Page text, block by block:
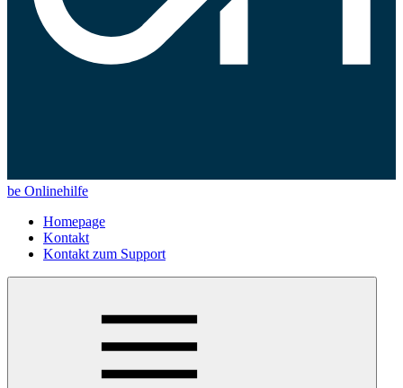
be Onlinehilfe
Homepage
Kontakt
Kontakt zum Support